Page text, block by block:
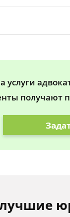
получают